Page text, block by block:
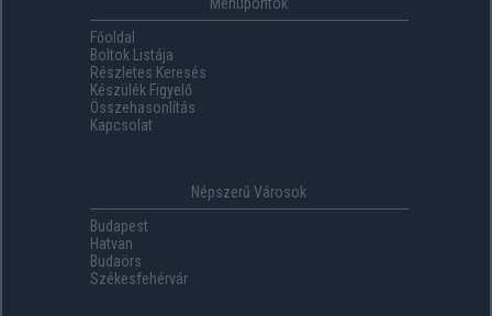
Főoldal
Boltok Listája
Részletes Keresés
Készülék Figyelő
Összehasonlítás
Kapcsolat
Népszerű Városok
Budapest
Hatvan
Budaörs
Székesfehérvár